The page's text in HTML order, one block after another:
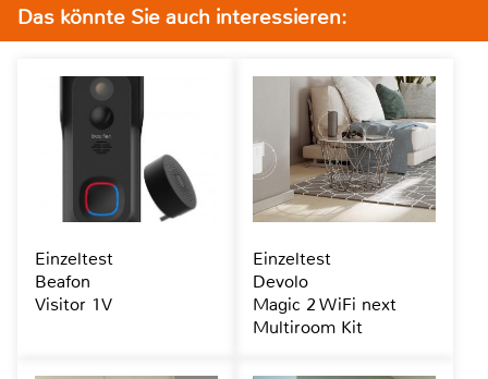
Das könnte Sie auch interessieren:
Einzeltest
Beafon
Visitor 1V
Einzeltest
Devolo
Magic 2 WiFi next
Multiroom Kit